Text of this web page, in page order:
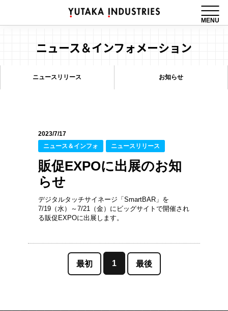
MENU
ニュース＆インフォメーション
ニュースリリース お知らせ
2023/7/17
ニュース＆インフォ
ニュースリリース
販促EXPOに出展のお知
らせ
デジタルタッチサイネージ「SmartBAR」を
7/19（水）～7/21（金）にビッグサイトで開催され
る販促EXPOに出展します。
最初 1 最後